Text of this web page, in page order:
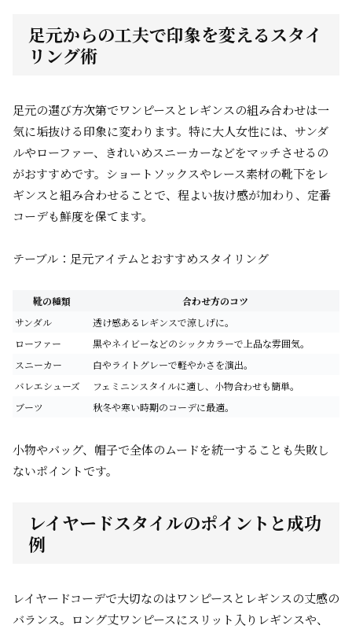
足元からの工夫で印象を変えるスタイ
リング術
足元の選び方次第でワンピースとレギンスの組み合わせは一
気に垢抜ける印象に変わります。特に大人女性には、サンダ
ルやローファー、きれいめスニーカーなどをマッチさせるの
がおすすめです。ショートソックスやレース素材の靴下をレ
ギンスと組み合わせることで、程よい抜け感が加わり、定番
コーデも鮮度を保てます。
テーブル：足元アイテムとおすすめスタイリング
靴の種類
合わせ方のコツ
サンダル
透け感あるレギンスで涼しげに。
ローファー
黒やネイビーなどのシックカラーで上品な雰囲気。
スニーカー
白やライトグレーで軽やかさを演出。
バレエシューズ
フェミニンスタイルに適し、小物合わせも簡単。
ブーツ
秋冬や寒い時期のコーデに最適。
小物やバッグ、帽子で全体のムードを統一することも失敗し
ないポイントです。
レイヤードスタイルのポイントと成功
例
レイヤードコーデで大切なのはワンピースとレギンスの丈感の
バランス。ロング丈ワンピースにスリット入りレギンスや、